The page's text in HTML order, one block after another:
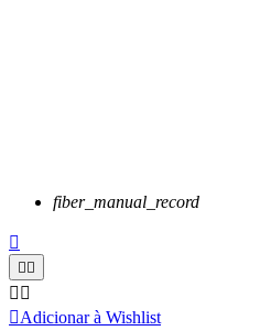
fiber_manual_record

 
 
Adicionar à Wishlist